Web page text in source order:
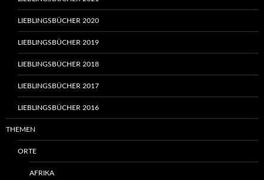
LIEBLINGSBÜCHER 2020
LIEBLINGSBÜCHER 2019
LIEBLINGSBÜCHER 2018
LIEBLINGSBÜCHER 2017
LIEBLINGSBÜCHER 2016
THEMEN
ORTE
AFRIKA